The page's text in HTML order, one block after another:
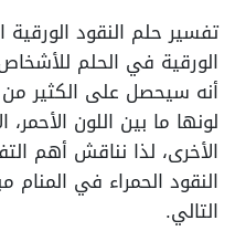
تفسير حلم النقود
الورقية في الحلم
أنه سيحصل على الكثير من
لونها ما بين اللون
الأخرى، لذا نناقش أهم
النقود الحمراء في
التالي.